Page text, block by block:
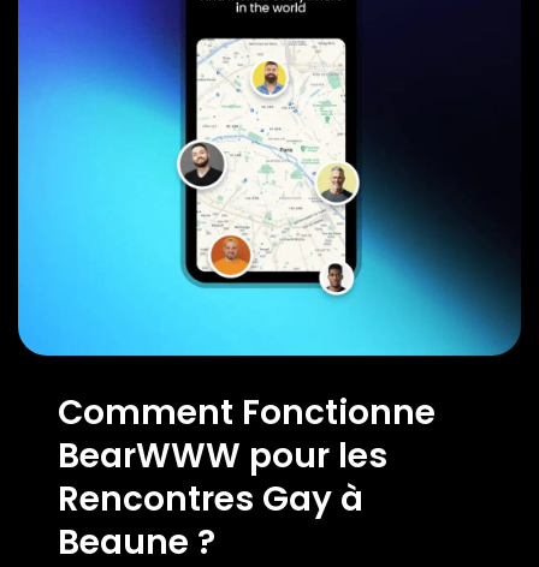
Comment Fonctionne
BearWWW pour les
Rencontres Gay à
Beaune ?